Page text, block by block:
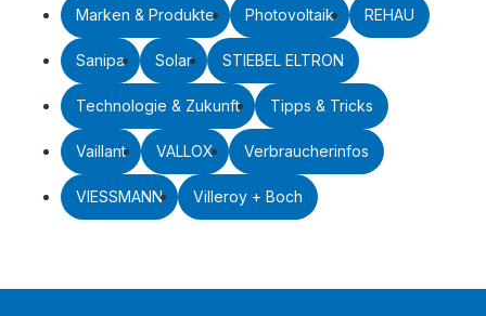
Marken & Produkte Photovoltaik REHAU
Sanipa Solar STIEBEL ELTRON
Technologie & Zukunft Tipps & Tricks
Vaillant VALLOX Verbraucherinfos
VIESSMANN Villeroy + Boch